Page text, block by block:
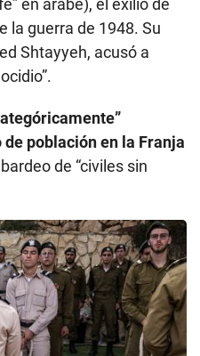
en árabe), el exilio de
la guerra de 1948. Su
Shtayyeh, acusó a
población en la Franja
de “civiles sin